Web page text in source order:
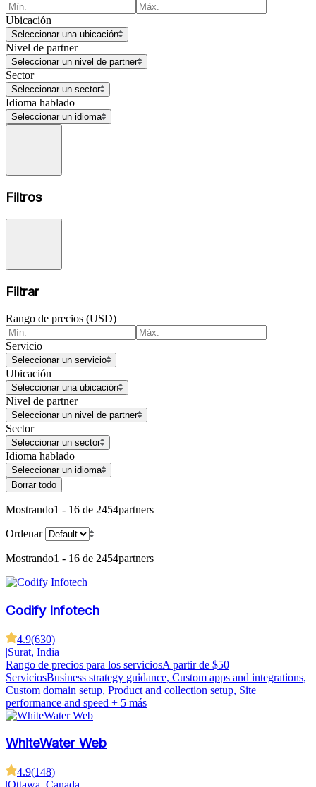
Ubicación
Seleccionar una ubicación
Nivel de partner
Seleccionar un nivel de partner
Sector
Seleccionar un sector
Idioma hablado
Seleccionar un idioma
Filtros
Filtrar
Rango de precios (USD)
Servicio
Seleccionar un servicio
Ubicación
Seleccionar una ubicación
Nivel de partner
Seleccionar un nivel de partner
Sector
Seleccionar un sector
Idioma hablado
Seleccionar un idioma
Borrar todo
Mostrando1 - 16 de 2454partners
Ordenar
Mostrando1 - 16 de 2454partners
Codify Infotech
4.9(630)
|Surat, India
Rango de precios para los serviciosA partir de $50
ServiciosBusiness strategy guidance, Custom apps and integrations,
Custom domain setup, Product and collection setup, Site
performance and speed + 5 más
WhiteWater Web
4.9(148)